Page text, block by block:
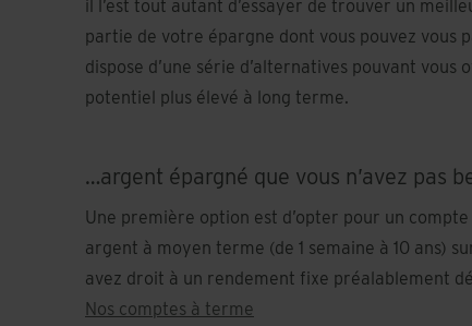
il l’est tout autant d’essayer de trouver un
partie de votre épargne dont vous pouvez vous
dispose d’une série d’alternatives pouvant
potentiel plus élevé à long terme.
…argent épargné que vous n’avez pas
Une première option est d’opter pour un
argent à moyen terme (de 1 semaine à 10 ans)
avez droit à un rendement fixe préalablement
Nos comptes à terme